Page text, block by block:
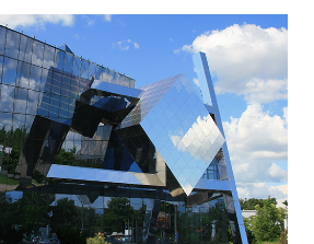
жизнь, инновационные концепции,
фасадные решения